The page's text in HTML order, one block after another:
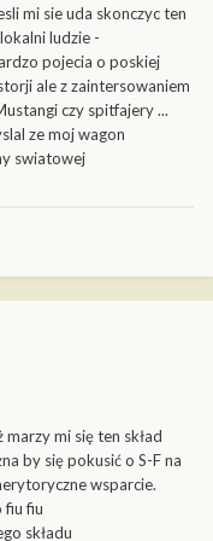
mi sie uda skonczyc ten
ludzie -
pojecia o poskiej
ale z zaintersowaniem
czy spitfajery ...
ze moj wagon
swiatowej
mi się ten skład
by się pokusić o S-F na
wsparcie.
fiu fiu
składu